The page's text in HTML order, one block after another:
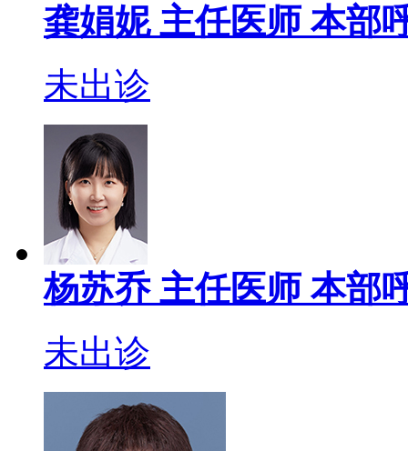
龚娟妮 主任医师本部
未出诊
杨苏乔 主任医师本部
未出诊